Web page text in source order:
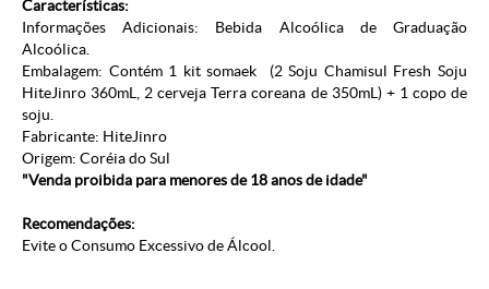
Características:
Informações Adicionais: Bebida Alcoólica de Graduação
Alcoólica.
Embalagem: Contém 1 kit somaek (2 Soju Chamisul Fresh Soju
HiteJinro 360mL, 2 cerveja Terra coreana de 350mL) + 1 copo de
soju.
Fabricante: HiteJinro
Origem: Coréia do Sul
"Venda proibida para menores de 18 anos de idade"
Recomendações:
Evite o Consumo Excessivo de Álcool.